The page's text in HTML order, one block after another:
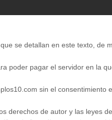
se detallan en este texto, de
poder pagar el servidor en la
sin el
derechos de autor y las leyes